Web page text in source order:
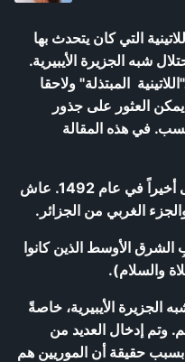
التي كان يتحدث بها
شبه الجزيرة الأيبيرية.
المبتذلة" ولاحقا
يمكن العثور على جذور
في هذه المقالة
بدأ غزو الموريين في عام 711 وانتهى أخيراً في عام 1492. عاش
الغربي من الجزائر.
الشرق الأوسط الذين كانوا
والسلام).
الجزيرة الأيبيرية، خاصةً
وتم إدخال العديد من
بسبب حقيقة أن الموريين هم